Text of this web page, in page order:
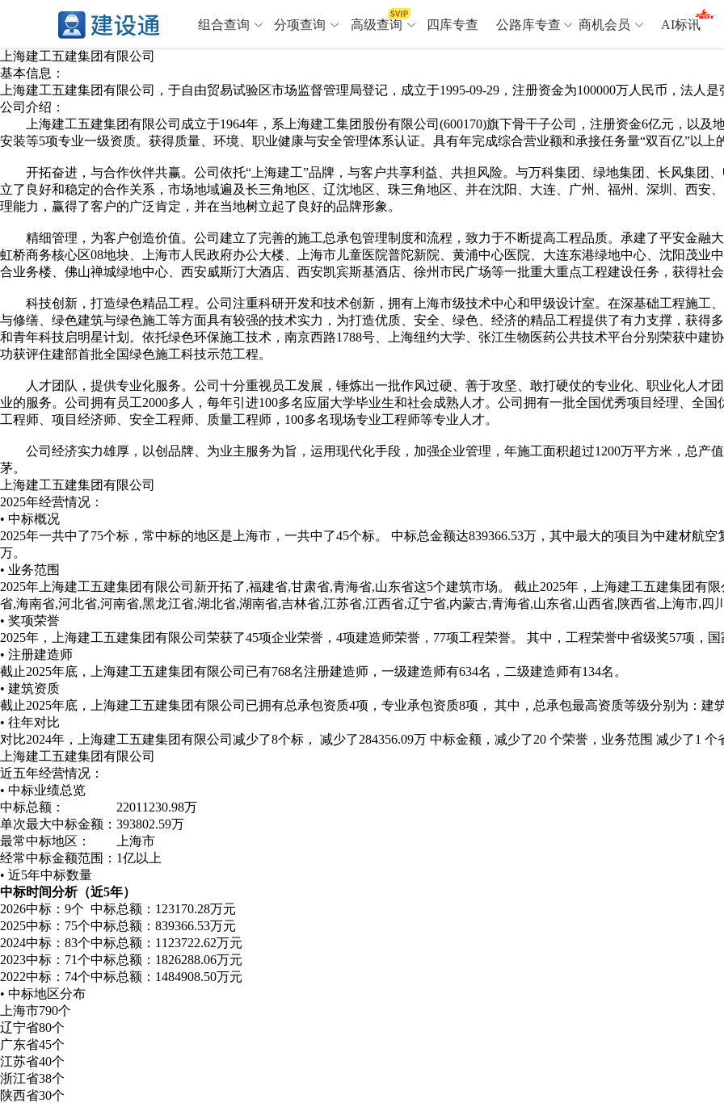
组合查询 分项查询 高级查询 四库专查 公路库专查 商机会员 AI标讯
分项查询（VIP）
查企业> 查业绩 >
查资质
查人员
查荣誉> 查诚信>
项目经理 > 信用评价>
行业 / 地区专查
四库专查> 公路库专查 >
省库业绩查询
> 水利库专查 >
组合查询-广州> 业绩专查-广州
高级查询（SVIP）
开标记录> 项目经理带业绩荣誉证书 >
项目参数
项目经理投标记录
下浮率> 技术负责人/专职安全员C证>
查业主> 项目分类筛选>
政策规划> 招投标规则>
商机会员
业主专查> 项目商机>
土地交易> 省市重点项目>
上海建工五建集团有限公司
基本信息：
上海建工五建集团有限公司，于自由贸易试验区市场监督管理局登记，成立于1995-09-29，注册资金为100000万人民币，法人
公司介绍：
上海建工五建集团有限公司成立于1964年，系上海建工集团股份有限公司(600170)旗下骨干子公司，注册资金6亿元，以及
安装等5项专业一级资质。获得质量、环境、职业健康与安全管理体系认证。具有年完成综合营业额和承接任务量“双百亿”以上
开拓奋进，与合作伙伴共赢。公司依托“上海建工”品牌，与客户共享利益、共担风险。与万科集团、绿地集团、长风集团
立了良好和稳定的合作关系，市场地域遍及长三角地区、辽沈地区、珠三角地区、并在沈阳、大连、广州、福州、深圳、西安
理能力，赢得了客户的广泛肯定，并在当地树立起了良好的品牌形象。
精细管理，为客户创造价值。公司建立了完善的施工总承包管理制度和流程，致力于不断提高工程品质。承建了平安金融
虹桥商务核心区08地块、上海市人民政府办公大楼、上海市儿童医院普陀新院、黄浦中心医院、大连东港绿地中心、沈阳茂业
合业务楼、佛山禅城绿地中心、西安威斯汀大酒店、西安凯宾斯基酒店、徐州市民广场等一批重大重点工程建设任务，获得社
科技创新，打造绿色精品工程。公司注重科研开发和技术创新，拥有上海市级技术中心和甲级设计室。在深基础工程施工
与修缮、绿色建筑与绿色施工等方面具有较强的技术实力，为打造优质、安全、绿色、经济的精品工程提供了有力支撑，获得
和青年科技启明星计划。依托绿色环保施工技术，南京西路1788号、上海纽约大学、张江生物医药公共技术平台分别荣获中建
功获评住建部首批全国绿色施工科技示范工程。
人才团队，提供专业化服务。公司十分重视员工发展，锤炼出一批作风过硬、善于攻坚、敢打硬仗的专业化、职业化人才
业的服务。公司拥有员工2000多人，每年引进100多名应届大学毕业生和社会成熟人才。公司拥有一批全国优秀项目经理、全
工程师、项目经济师、安全工程师、质量工程师，100多名现场专业工程师等专业人才。
公司经济实力雄厚，以创品牌、为业主服务为旨，运用现代化手段，加强企业管理，年施工面积超过1200万平方米，总产
茅。
上海建工五建集团有限公司
2025年经营情况：
• 中标概况
2025年一共中了75个标，常中标的地区是上海市，一共中了45个标。 中标总金额达839366.53万，其中最大的项目为中建材航
万。
• 业务范围
2025年上海建工五建集团有限公司新开拓了,福建省,甘肃省,青海省,山东省这5个建筑市场。
截止2025年，上海建工五建集团有
省,海南省,河北省,河南省,黑龙江省,湖北省,湖南省,吉林省,江苏省,江西省,辽宁省,内蒙古,青海省,山东省,山西省,陕西省,上海市,四
• 奖项荣誉
2025年，上海建工五建集团有限公司荣获了45项企业荣誉，4项建造师荣誉，77项工程荣誉。 其中，工程荣誉中省级奖57项，
• 注册建造师
截止2025年底，上海建工五建集团有限公司已有768名注册建造师，一级建造师有634名，二级建造师有134名。
• 建筑资质
截止2025年底，上海建工五建集团有限公司已拥有总承包资质4项，专业承包资质8项， 其中，总承包最高资质等级分别为：建
• 往年对比
对比2024年，上海建工五建集团有限公司减少了8个标， 减少了284356.09万 中标金额，减少了20 个荣誉，业务范围 减少了1 个
上海建工五建集团有限公司
近五年经营情况：
• 中标业绩总览
中标总额：
22011230.98万
单次最大中标金额： 393802.59万
最常中标地区：
上海市
经常中标金额范围： 1亿以上
• 近5年中标数量
中标时间分析（近5年）
2026中标：9个 中标总额：123170.28万元
2025中标：75个中标总额：839366.53万元
2024中标：83个中标总额：1123722.62万元
2023中标：71个中标总额：1826288.06万元
2022中标：74个中标总额：1484908.50万元
• 中标地区分布
上海市790个
辽宁省80个
广东省45个
江苏省40个
浙江省38个
陕西省30个